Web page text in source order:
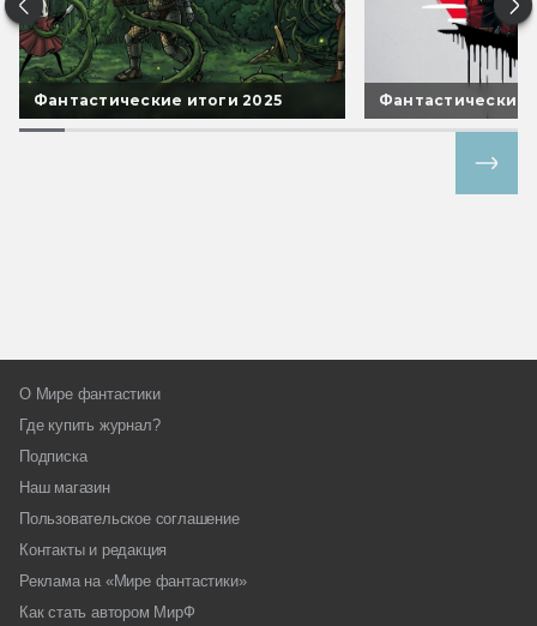
Фантастические итоги 2025 Фантастические
О Мире фантастики
Где купить журнал?
Подписка
Наш магазин
Пользовательское соглашение
Контакты и редакция
Реклама на «Мире фантастики»
Как стать автором МирФ